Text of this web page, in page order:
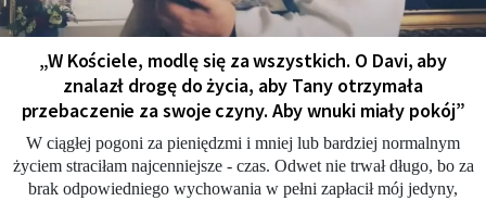
„W Kościele, modlę się za wszystkich. O Davi, aby
znalazł drogę do życia, aby Tany otrzymała
przebaczenie za swoje czyny. Aby wnuki miały pokój”
W ciągłej pogoni za pieniędzmi i mniej lub bardziej normalnym
życiem straciłam najcenniejsze - czas. Odwet nie trwał długo, bo za
brak odpowiedniego wychowania w pełni zapłacił mój jedyny,